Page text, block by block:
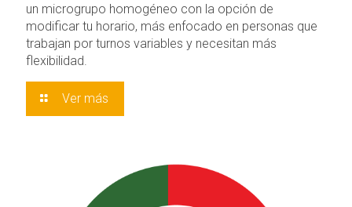
un microgrupo homogéneo con la opción de
modificar tu horario, más enfocado en personas que
trabajan por turnos variables y necesitan más
flexibilidad.
Ver más